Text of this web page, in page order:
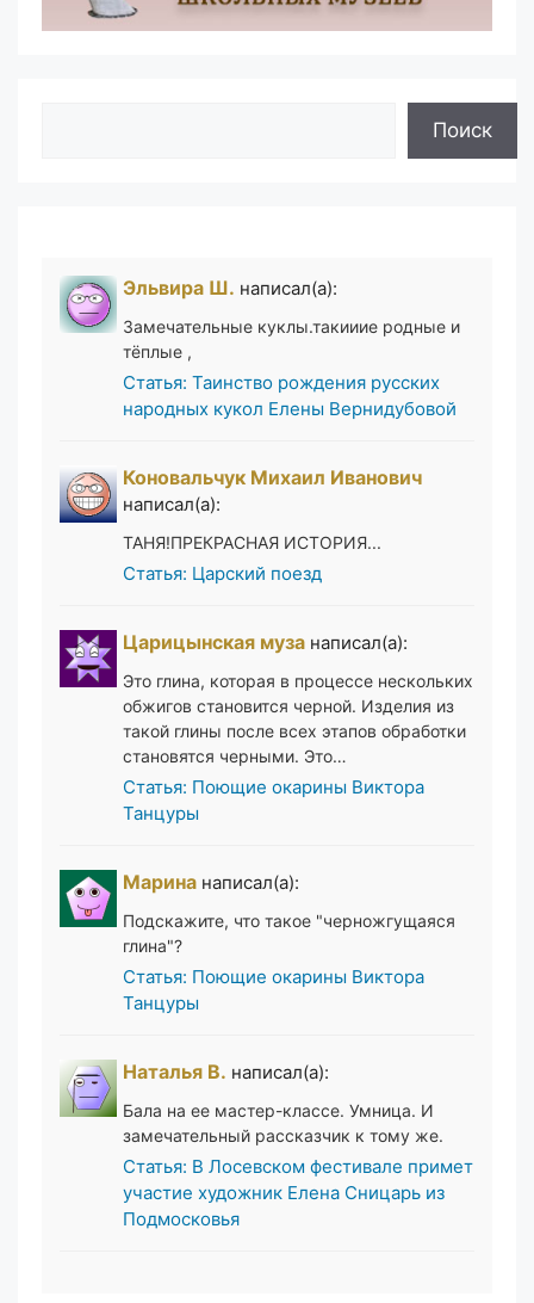
Поиск
Эльвира Ш. написал(а):
Замечательные куклы.такииие родные и
тёплые ,
Статья: Таинство рождения русских
народных кукол Елены Вернидубовой
Коновальчук Михаил Иванович
написал(а):
ТАНЯ!ПРЕКРАСНАЯ ИСТОРИЯ...
Статья: Царский поезд
Царицынская муза написал(а):
Это глина, которая в процессе нескольких
обжигов становится черной. Изделия из
такой глины после всех этапов обработки
становятся черными. Это…
Статья: Поющие окарины Виктора
Танцуры
Марина написал(а):
Подскажите, что такое "черножгущаяся
глина"?
Статья: Поющие окарины Виктора
Танцуры
Наталья В. написал(а):
Бала на ее мастер-классе. Умница. И
замечательный рассказчик к тому же.
Статья: В Лосевском фестивале примет
участие художник Елена Сницарь из
Подмосковья